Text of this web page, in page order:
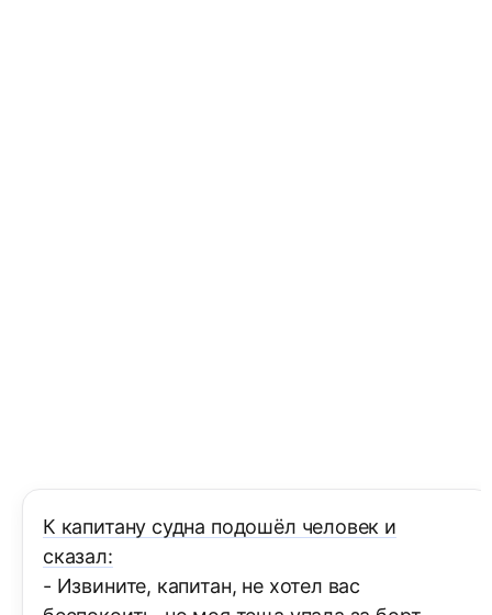
К капитану судна подошёл человек и
сказал:
- Извините, капитан, не хотел вас